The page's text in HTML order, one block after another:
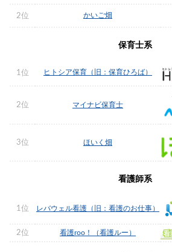
2位 かいご畑
保育士系
1位 ヒトシア保育（旧：保育ひろば）
2位 マイナビ保育士
3位 ほいく畑
看護師系
1位 レバウェル看護（旧：看護のお仕事）
2位 看護roo！（看護ルー）